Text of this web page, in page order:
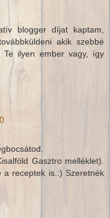
blogger díjat kaptam,
akik szebbé
Te ilyen ember vagy, így
Gasztro melléklet).
receptek is.:) Szeretnék